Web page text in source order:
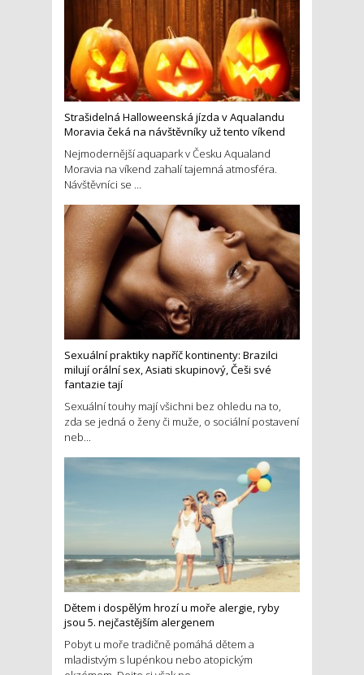
Strašidelná Halloweenská jízda v Aqualandu
Moravia čeká na návštěvníky už tento víkend
Nejmodernější aquapark v Česku Aqualand
Moravia na víkend zahalí tajemná atmosféra.
Návštěvníci se ...
Sexuální praktiky napříč kontinenty: Brazilci
milují orální sex, Asiati skupinový, Češi své
fantazie tají
Sexuální touhy mají všichni bez ohledu na to,
zda se jedná o ženy či muže, o sociální postavení
neb...
Dětem i dospělým hrozí u moře alergie, ryby
jsou 5. nejčastějším alergenem
Pobyt u moře tradičně pomáhá dětem a
mladistvým s lupénkou nebo atopickým